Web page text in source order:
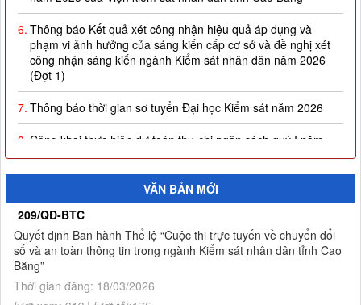
6.Thông báo Kết quả xét công nhận hiệu quả áp dụng và
phạm vi ảnh hưởng của sáng kiến cấp cơ sở và đề nghị xét
công nhận sáng kiến ngành Kiểm sát nhân dân năm 2026
(Đợt 1)
7.Thông báo thời gian sơ tuyển Đại học Kiểm sát năm 2026
8.Công khai thực hiện dự toán thu-chi ngân sách quý I năm
2026
9.Quyết định công nhận kết quả và trao giải thưởng Cuộc thi
trực tuyến về chuyển đổi số và an toàn thông tin trong ngành
Kiểm sát nhân dân tỉnh Cao Bằng
10.Thông báo Kết quả Cuộc thi trực tuyến về chuyển đổi số và
an toàn thông tin trong ngành Kiểm sát nhân dân tỉnh Cao
Bằng
Thông báo tuyển sinh đào tạo trình độ thạc sĩ ngành Luật
VĂN BẢN MỚI
209/QĐ-BTC
Quyết định Ban hành Thể lệ “Cuộc thi trực tuyến về chuyển đổi
số và an toàn thông tin trong ngành Kiểm sát nhân dân tỉnh Cao
Bằng”
Thời gian đăng: 18/03/2026